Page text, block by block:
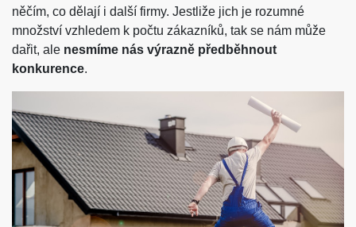
něčím, co dělají i další firmy. Jestliže jich je rozumné
množství vzhledem k počtu zákazníků, tak se nám může
dařit, ale nesmíme nás výrazně předběhnout
konkurence.